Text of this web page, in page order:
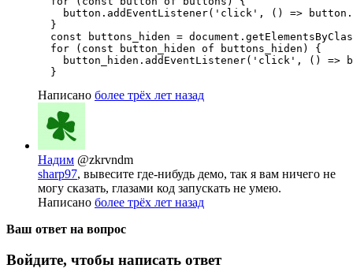
button.addEventListener('click', () =>
  }
const buttons_hiden =
  for (const button_hiden of buttons_hiden) {
button_hiden.addEventListener('click', () =>
  }
Написано более трёх лет назад
Надим @zkrvndm
sharp97, вывесите где-нибудь демо, так я вам ничего не
могу сказать, глазами код запускать не умею.
Написано более трёх лет назад
Ваш ответ на вопрос
Войдите, чтобы написать ответ